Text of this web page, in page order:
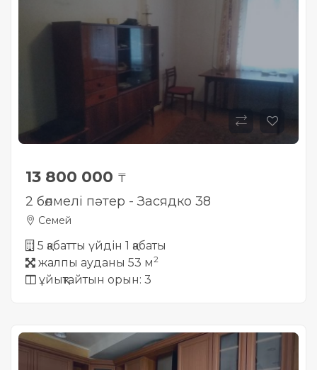
13 800 000 ₸
2 бөлмелі пәтер - Засядко 38
Семей
5 қабатты үйдін 1 қабаты
жалпы ауданы 53 м2
ұйықтайтын орын: 3